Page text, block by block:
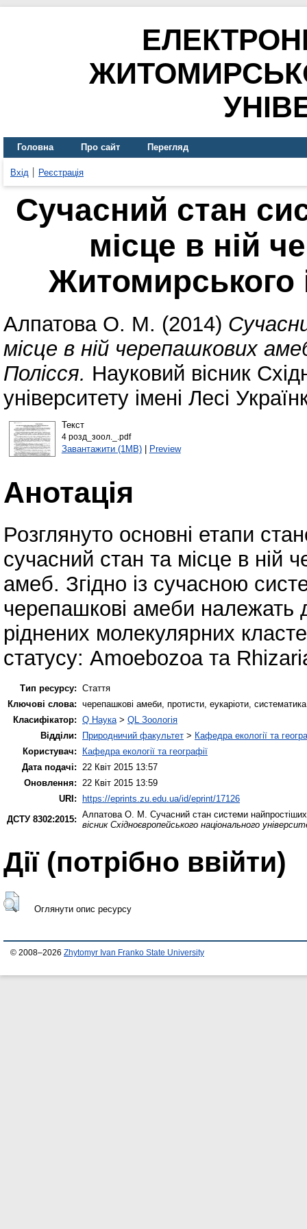
Головна Про сайт Перегляд
Вхід Реєстрація
Сучасний стан
місце в ній
Житомирського
Алпатова О. М. (2014)
місце в ній черепашкових
Полісся. Науковий вісник
університету імені Лесі
Текст
4 розд_зоол._.pdf
Завантажити (1MB)| Preview
Анотація
Розглянуто основні етапи
сучасний стан та місце в ній
амеб. Згідно із сучасною
черепашкові амеби належать
ріднених молекулярних
статусу: Amoebozoa та
Тип ресурсу: Стаття
Ключові слова: черепашкові амеби, протисти, еукарiоти,
Класифікатор: Q Наука > QL Зоологія
Відділи:
Природничий факультет > Кафедра екології та
Користувач:
Кафедра екології та географії
Дата подачі:
22 Квіт 2015 13:57
Оновлення:
22 Квіт 2015 13:59
URI: https://eprints.zu.edu.ua/id/eprint/17126
ДСТУ 8302:2015: Алпатова О. М. Сучасний стан системи
вісник Східноєвропейського національного
Дії ​​(потрібно ввійти)
Оглянути опис ресурсу
© 2008–2026 Zhytomyr Ivan Franko State University